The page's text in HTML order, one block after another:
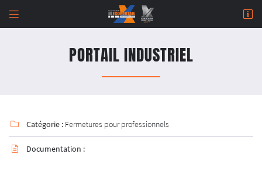
 
PORTAIL INDUSTRIEL
 Catégorie : Fermetures pour professionnels
 Documentation :